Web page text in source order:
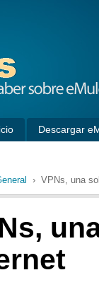
Descargar
› VPNs, una